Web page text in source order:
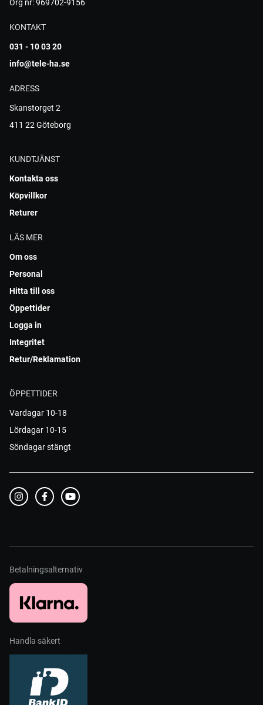
Org nr: 969702-9156
KONTAKT
031 - 10 03 20
info@tele-ha.se
ADRESS
Skanstorget 2
411 22 Göteborg
KUNDTJÄNST
Kontakta oss
Köpvillkor
Returer
LÄS MER
Om oss
Personal
Hitta till oss
Öppettider
Logga in
Integritet
Retur/Reklamation
ÖPPETTIDER
Vardagar 10-18
Lördagar 10-15
Söndagar stängt
Betalningsalternativ
Handla säkert